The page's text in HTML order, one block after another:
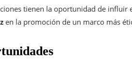
tienen la oportunidad de influir
en la promoción de un marco más